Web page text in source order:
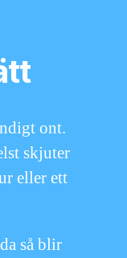
ont.
skjuter
eller ett
så blir